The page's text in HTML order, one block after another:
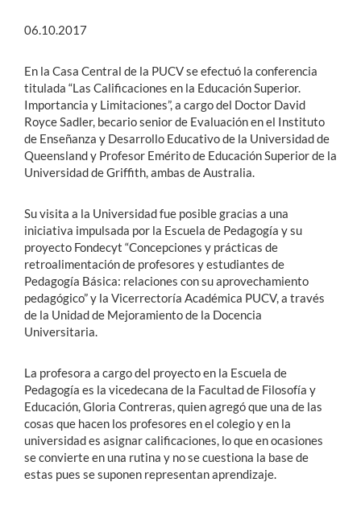
06.10.2017
En la Casa Central de la PUCV se efectuó la conferencia
titulada “Las Calificaciones en la Educación Superior.
Importancia y Limitaciones”, a cargo del Doctor David
Royce Sadler, becario senior de Evaluación en el Instituto
de Enseñanza y Desarrollo Educativo de la Universidad de
Queensland y Profesor Emérito de Educación Superior de la
Universidad de Griffith, ambas de Australia.
Su visita a la Universidad fue posible gracias a una
iniciativa impulsada por la Escuela de Pedagogía y su
proyecto Fondecyt “Concepciones y prácticas de
retroalimentación de profesores y estudiantes de
Pedagogía Básica: relaciones con su aprovechamiento
pedagógico” y la Vicerrectoría Académica PUCV, a través
de la Unidad de Mejoramiento de la Docencia
Universitaria.
La profesora a cargo del proyecto en la Escuela de
Pedagogía es la vicedecana de la Facultad de Filosofía y
Educación, Gloria Contreras, quien agregó que una de las
cosas que hacen los profesores en el colegio y en la
universidad es asignar calificaciones, lo que en ocasiones
se convierte en una rutina y no se cuestiona la base de
estas pues se suponen representan aprendizaje.